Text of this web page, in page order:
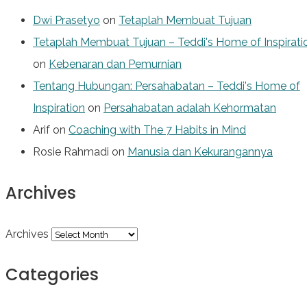
Dwi Prasetyo on Tetaplah Membuat Tujuan
Tetaplah Membuat Tujuan – Teddi's Home of
on Kebenaran dan Pemurnian
Tentang Hubungan: Persahabatan – Teddi's Home of
Inspiration on Persahabatan adalah Kehormatan
Arif on Coaching with The 7 Habits in Mind
Rosie Rahmadi on Manusia dan Kekurangannya
Archives
Archives
Categories